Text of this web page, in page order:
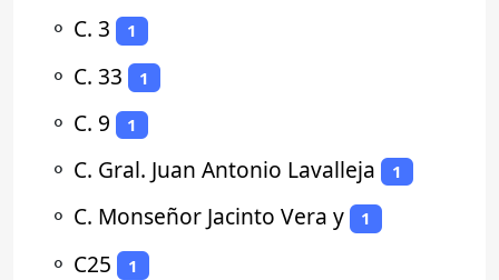
⚬ C. 3 1
⚬ C. 33 1
⚬ C. 9 1
⚬ C. Gral. Juan Antonio Lavalleja 1
⚬ C. Monseñor Jacinto Vera y 1
⚬ C25 1